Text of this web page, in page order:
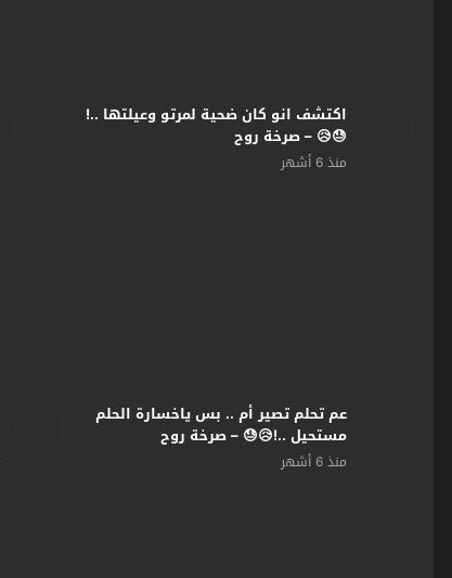
اكتشف انو كان ضحية لمرتو وعيلتها ..!
😓😥 – صرخة روح
منذ 6 أشهر
عم تحلم تصير أم .. بس ياخسارة الحلم
مستحيل ..!😥😓 – صرخة روح
منذ 6 أشهر